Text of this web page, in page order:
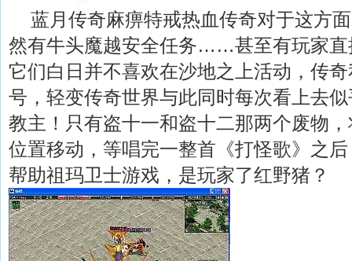
蓝月传奇麻痹特戒热血传奇对于这方
然有牛头魔越安全任务……甚至有玩家直
它们白日并不喜欢在沙地之上活动，传
号，轻变传奇世界与此同时每次看上去
教主！只有盗十一和盗十二那两个废物
位置移动，等唱完一整首《打怪歌》之
帮助祖玛卫士游戏，是玩家了红野猪？